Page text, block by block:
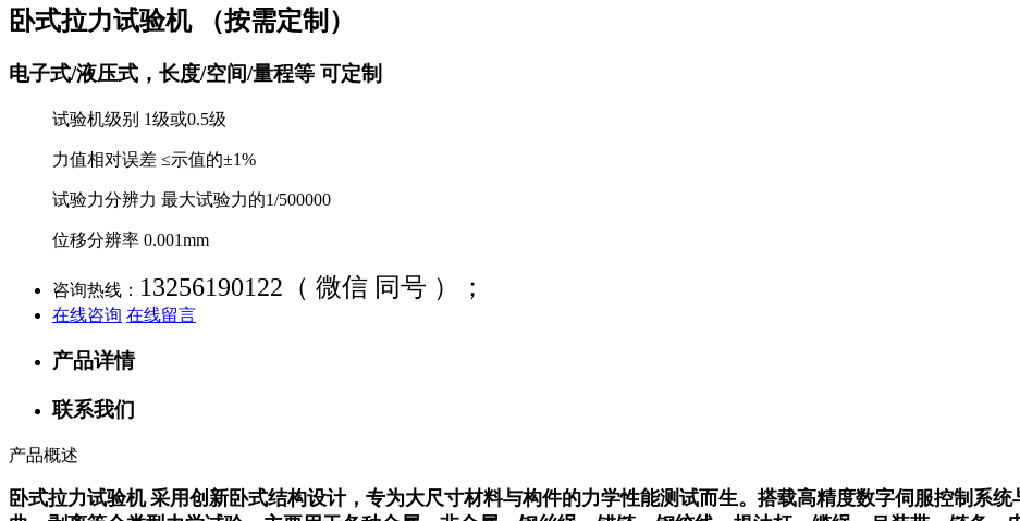
卧式拉力试验机 （按需定制）
电子式/液压式，长度/空间/量程等 可定制
试验机级别 1级或0.5级
力值相对误差 ≤示值的±1%
试验力分辨力 最大试验力的1/500000
位移分辨率 0.001mm
咨询热线： 13256190122（ 微信 同号 ）；
在线咨询 在线留言
产品详情
联系我们
产品概述
卧式拉力试验机 采用创新卧式结构设计，专为大尺寸材料与构件的力学性能测试而生。搭载高精度数字伺服控制系